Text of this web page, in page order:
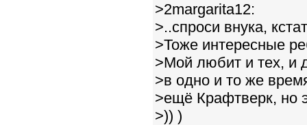
>2margarita12:
>..спроси внука,
>Тоже интересные
>Мой любит и тех, и
>в одно и то же
>ещё Крафтверк, но
>)) )